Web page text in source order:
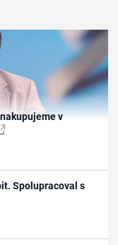
v
Spolupracoval s